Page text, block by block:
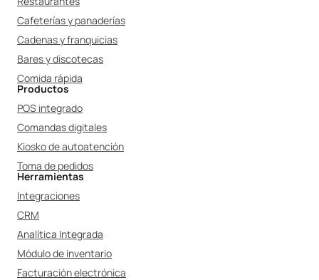
Cafeterías y panaderías
Cadenas y franquicias
Bares y discotecas
Comida rápida
Productos
POS integrado
Comandas digitales
Kiosko de autoatención
Toma de pedidos
Herramientas
Integraciones
CRM
Analítica Integrada
Módulo de inventario
Facturación electrónica